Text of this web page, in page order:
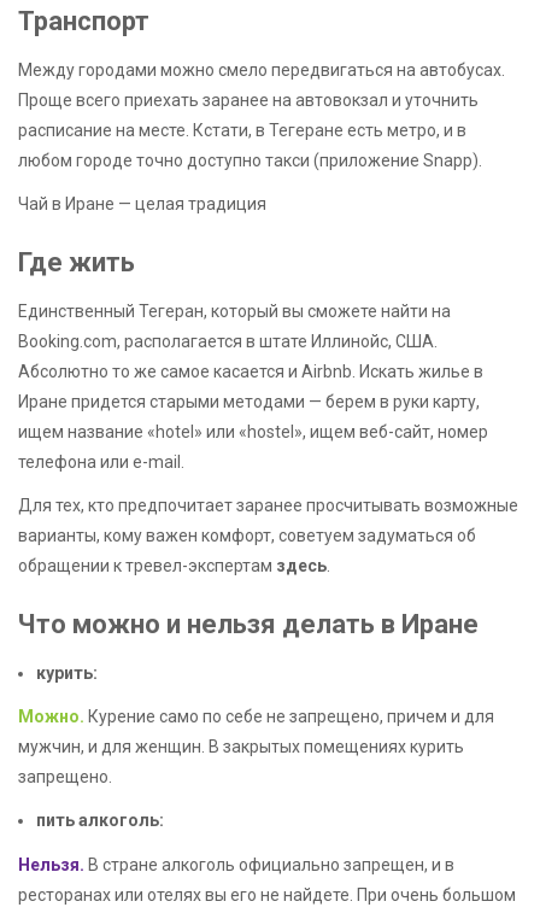
Транспорт
Между городами можно смело передвигаться на автобусах.
Проще всего приехать заранее на автовокзал и уточнить
расписание на месте. Кстати, в Тегеране есть метро, и в
любом городе точно доступно такси (приложение Snapp).
Чай в Иране — целая традиция
Где жить
Единственный Тегеран, который вы сможете найти на
Booking.com, располагается в штате Иллинойс, США.
Абсолютно то же самое касается и Airbnb. Искать жилье в
Иране придется старыми методами — берем в руки карту,
ищем название «hotel» или «hostel», ищем веб-сайт, номер
телефона или e-mail.
Для тех, кто предпочитает заранее просчитывать возможные
варианты, кому важен комфорт, советуем задуматься об
обращении к тревел-экспертам здесь
Что можно и нельзя делать в Иране
курить:
Можно. Курение само по себе не запрещено, причем и для
мужчин, и для женщин. В закрытых помещениях курить
запрещено.
пить алкоголь:
Нельзя. В стране алкоголь официально запрещен, и в
ресторанах или отелях вы его не найдете. При очень большом